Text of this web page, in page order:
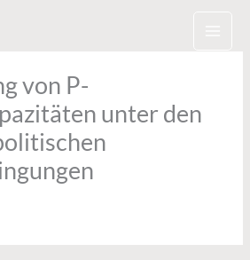
von P-
unter den